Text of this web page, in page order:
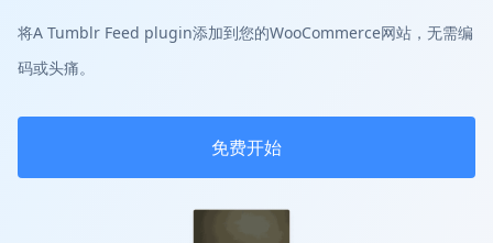
将A Tumblr Feed plugin添加到您的WooCommerce网站，无需编
码或头痛。
免费开始